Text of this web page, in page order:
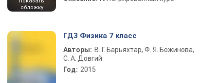
обложку
ГДЗ Физика 7 класс
Авторы: В. Г. Барьяхтар, Ф. Я. Божинова,
С. А. Довгий
Год: 2015